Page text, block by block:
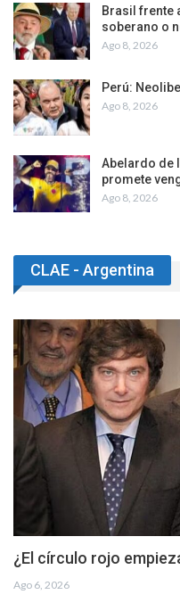
Brasil frente
soberano o
Ago 8, 2026
Perú:
Ago 8, 2026
Abelardo de
promete
Ago 8, 2026
CLAE - Argentina
¿El círculo rojo
Ago 6, 2026